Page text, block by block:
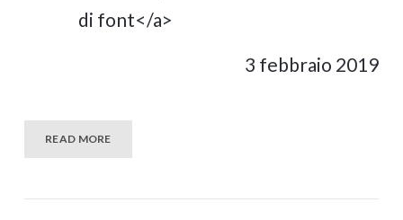
di font</a>
3 febbraio 2019
READ MORE